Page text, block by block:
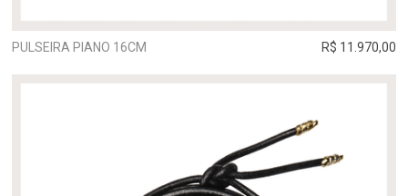
PULSEIRA PIANO 16CM R$ 11.970,00